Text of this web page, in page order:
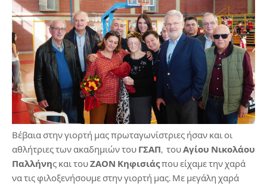
Βέβαια στην γιορτή μας πρωταγωνίστριες ήσαν και οι
αθλήτριες των ακαδημιών του ΓΣΑΠ, τουΑγίου Νικολάου
Παλλήνης και τουΖΑΟΝ Κηφισιάςπου είχαμε την χαρά
να τις φιλοξενήσουμε στην γιορτή μας. Με μεγάλη χαρά